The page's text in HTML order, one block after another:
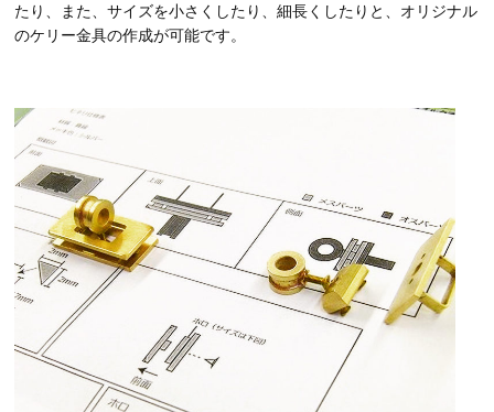
たり、また、サイズを小さくしたり、細長くしたりと、オリジナル
のケリー金具の作成が可能です。